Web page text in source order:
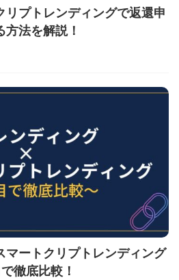
リプトレンディングで返還申
法を解説！
マートクリプトレンディング
徹底比較！